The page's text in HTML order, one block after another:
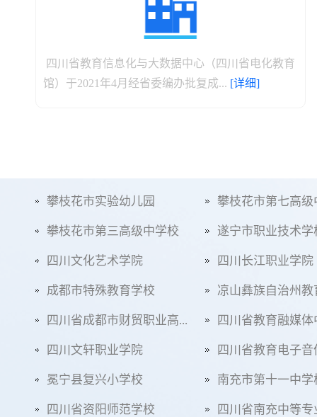
四川省教育信息化与大数据中心（四川省电化教育
馆）于2021年4月经省委编办批复成... [详细]
攀枝花市实验幼儿园 攀枝花市第七高级
攀枝花市第三高级中学校 遂宁市职业技术学
四川文化艺术学院 四川长江职业学院
成都市特殊教育学校 凉山彝族自治州教
四川省成都市财贸职业高... 四川省教育融媒体
四川文轩职业学院 四川省教育电子音
冕宁县复兴小学校 南充市第十一中学
四川省资阳师范学校 四川省南充中等专